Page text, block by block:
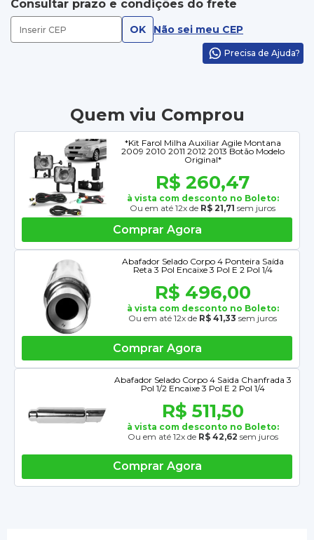
Consultar prazo e condições do frete
OK Não sei meu CEP
Precisa de Ajuda?
Quem viu Comprou
*Kit Farol Milha Auxiliar Agile Montana
2009 2010 2011 2012 2013 Botão Modelo
Original*
R$ 260,47
à vista com desconto no Boleto:
Ou em até 12x de R$ 21,71 sem juros
Comprar Agora
Abafador Selado Corpo 4 Ponteira Saída
Reta 3 Pol Encaixe 3 Pol E 2 Pol 1/4
R$ 496,00
à vista com desconto no Boleto:
Ou em até 12x de R$ 41,33 sem juros
Comprar Agora
Abafador Selado Corpo 4 Saida Chanfrada 3
Pol 1/2 Encaixe 3 Pol E 2 Pol 1/4
R$ 511,50
à vista com desconto no Boleto:
Ou em até 12x de R$ 42,62 sem juros
Comprar Agora